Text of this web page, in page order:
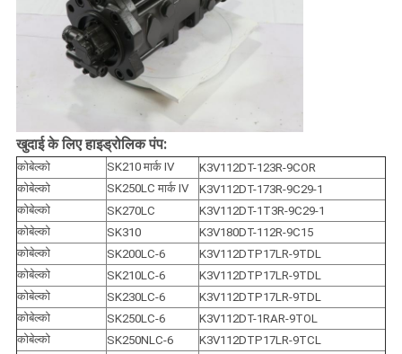
खुदाई के लिए हाइड्रोलिक पंप:
कोबेल्को SK210 मार्क IV
K3V112DT-123R-9COR
कोबेल्को
SK250LC मार्क IV
K3V112DT-173R-9C29-1
कोबेल्को
SK270LC
K3V112DT-1T3R-9C29-1
कोबेल्को
SK310
K3V180DT-112R-9C15
कोबेल्को
SK200LC-6
K3V112DTP17LR-9TDL
कोबेल्को
SK210LC-6
K3V112DTP17LR-9TDL
कोबेल्को
SK230LC-6
K3V112DTP17LR-9TDL
कोबेल्को
SK250LC-6
K3V112DT-1RAR-9TOL
कोबेल्को
SK250NLC-6
K3V112DTP17LR-9TCL